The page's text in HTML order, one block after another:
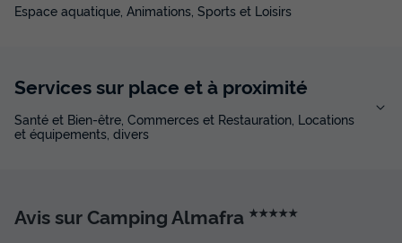
Espace aquatique, Animations, Sports et Loisirs
Services sur place et à proximité
Santé et Bien-être, Commerces et Restauration, Locations
et équipements, divers
Avis sur Camping Almafra ★★★★★